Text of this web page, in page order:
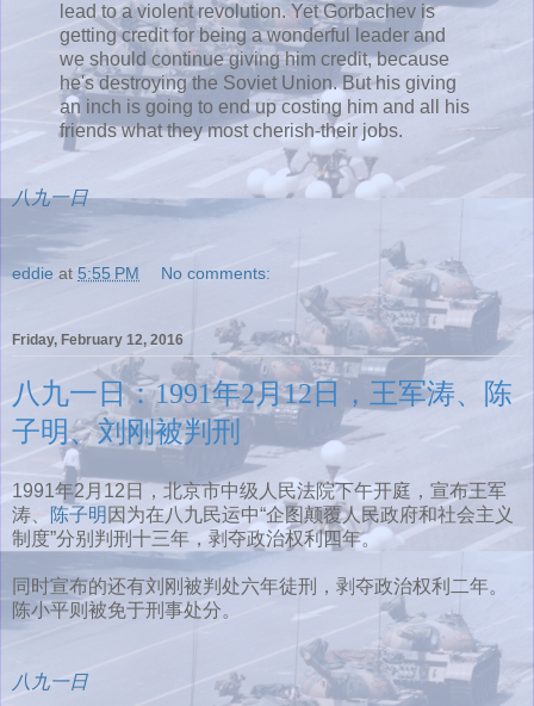
lead to a violent revolution. Yet Gorbachev is
getting credit for being a wonderful leader and
we should continue giving him credit, because
he's destroying the Soviet Union. But his giving
an inch is going to end up costing him and all his
friends what they most cherish-their jobs.
八九一日
eddie at 5:55 PM No comments:
Friday, February 12, 2016
八九一日：1991年2月12日，王军涛、陈
子明、刘刚被判刑
1991年2月12日，北京市中级人民法院下午开庭，宣布王军
涛、
陈子明 因为在八九民运中“企图颠覆人民政府和社会主义
制度”分别判刑十三年，剥夺政治权利四年。
同时宣布的还有刘刚被判处六年徒刑，剥夺政治权利二年。
陈小平则被免于刑事处分。
八九一日